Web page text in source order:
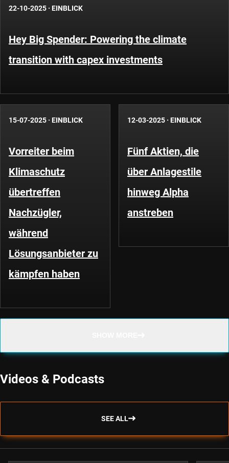
22-10-2025 · EINBLICK
Hey Big Spender: Powering the climate
transition with capex investments
15-07-2025 · EINBLICK
Vorreiter beim
Klimaschutz
übertreffen
Nachzügler,
während
Lösungsanbieter zu
kämpfen haben
12-03-2025 · EINBLICK
Fünf Aktien, die
über Anlagestile
hinweg Alpha
anstreben
Videos & Podcasts
SEE ALL